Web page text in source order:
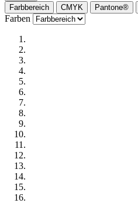
Farbbereich
CMYK Pantone®
Farben